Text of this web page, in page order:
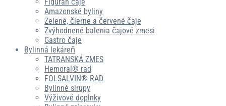
Amazonské byliny
Zelené, čierne a červené čaje
Zvýhodnené balenia čajové zmesi
Gastro čaje
Bylinná lekáreň
TATRANSKÁ ZMES
Hemoral® rad
FOLSALVIN® RAD
Bylinné sirupy
Výživové doplnky